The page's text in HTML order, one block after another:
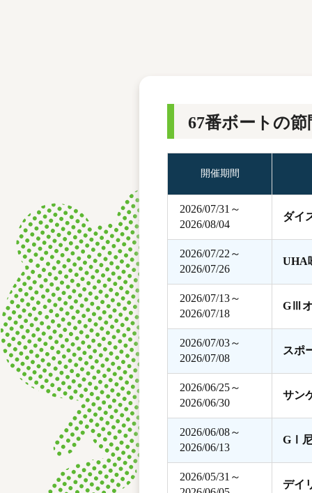
ボートデータ
67番ボートの節
開催期間
2026/07/31～
2026/08/04
ダイ
2026/07/22～
2026/07/26
UHA
2026/07/13～
2026/07/18
GⅢオ
2026/07/03～
2026/07/08
スポ
2026/06/25～
2026/06/30
サン
2026/06/08～
2026/06/13
GⅠ尼
2026/05/31～
デイ